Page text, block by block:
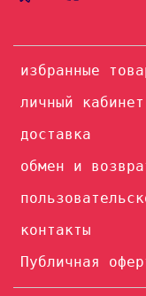
избранные
личный кабинет
доставка
обмен и
контакты
Публичная